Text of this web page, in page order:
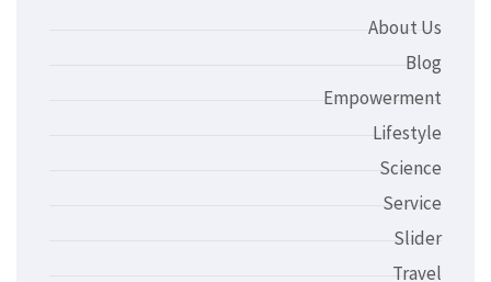
About Us
Blog
Empowerment
Lifestyle
Science
Service
Slider
Travel